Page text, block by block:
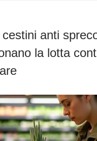
anti
la lotta